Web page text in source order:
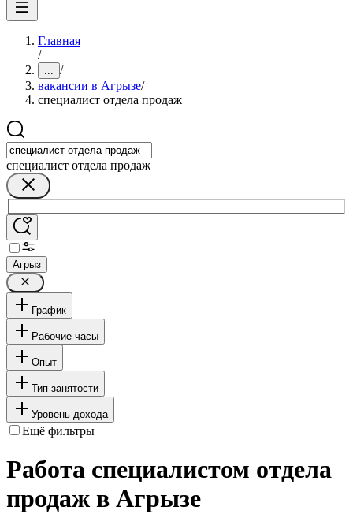
Главная
/
... /
вакансии в Агрызе/
специалист отдела продаж
специалист отдела продаж
Агрыз
График
Рабочие часы
Опыт
Тип занятости
Уровень дохода
Ещё фильтры
Работа специалистом отдела
продаж в Агрызе